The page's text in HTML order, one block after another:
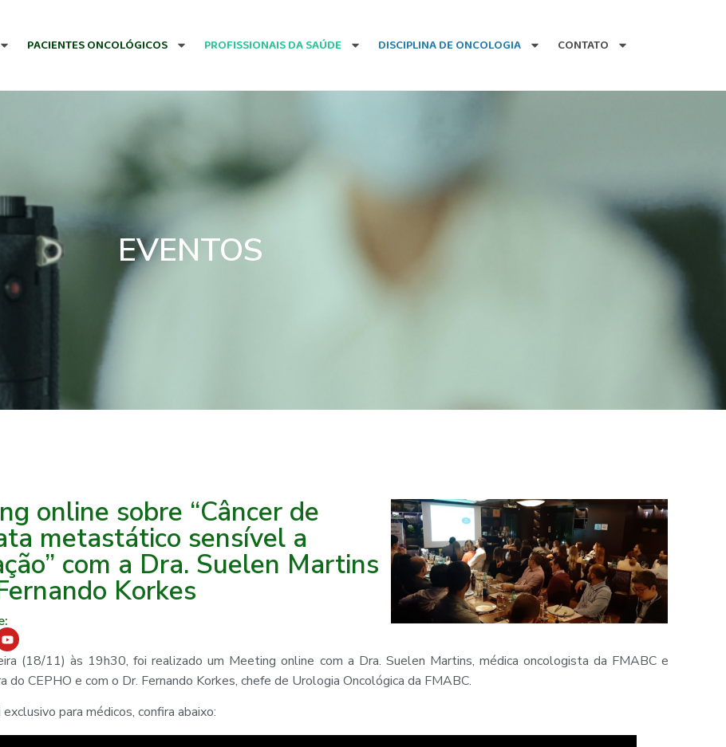
PACIENTES ONCOLÓGICOS PROFISSIONAIS DA SAÚDE DISCIPLINA DE ONCOLOGIA CONTATO
EVENTOS
online sobre “Câncer de
metastático sensível a
com a Dra. Suelen Martins
Korkes
(18/11) às 19h30, foi realizado um Meeting online com a Dra. Suelen Martins, médica oncologista da FMABC e
do CEPHO e com o Dr. Fernando Korkes, chefe de Urologia Oncológica da FMABC.
para médicos, confira abaixo: